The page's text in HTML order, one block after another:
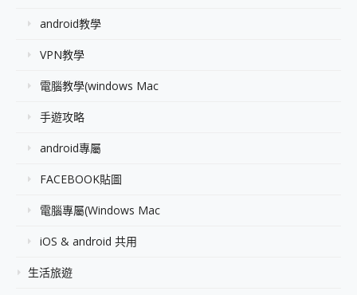
android教學
VPN教學
電腦教學(windows Mac
手遊攻略
android專屬
FACEBOOK貼圖
電腦專屬(Windows Mac
iOS & android 共用
生活旅遊